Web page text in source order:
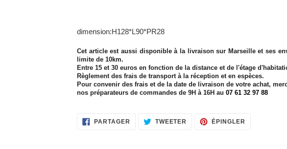
d'un
à
votre
panier
dimension:H128*L90*PR28
Cet article est aussi disponible à la livraison sur Marseille et ses
limite de 10km.
Entre 15 et 30 euros en fonction de la distance et de l'étage
Règlement des frais de transport à la réception et en espèces.
Pour convenir des frais et de la date de livraison de votre achat,
nos préparateurs de commandes de 9H à 16H au 07 61 32 97 88
PARTAGER PARTAGER
SUR
TWEETER TWEETER
SUR
ÉPINGLER